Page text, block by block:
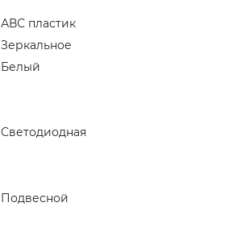
АВС пластик
Зеркальное
Белый
Светодиодная
Подвесной